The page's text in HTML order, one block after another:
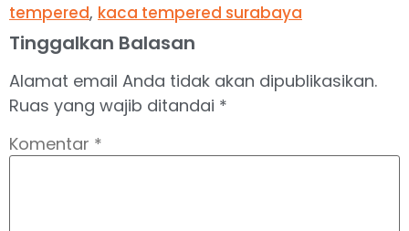
tempered, kaca tempered surabaya
Tinggalkan Balasan
Alamat email Anda tidak akan dipublikasikan.
Ruas yang wajib ditandai *
Komentar *